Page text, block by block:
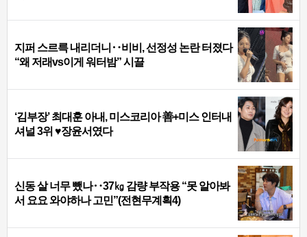
지퍼 스르륵 내리더니‥비비, 선정성 논란 터졌다
“왜 저래vs이게 워터밤” 시끌
‘김부장’ 최대훈 아내, 미스코리아 善+미스 인터내
셔널 3위 ♥장윤서였다
신동 살 너무 뺐나‥37㎏ 감량 부작용 “못 알아봐
서 요요 와야하나 고민”(전현무계획4)